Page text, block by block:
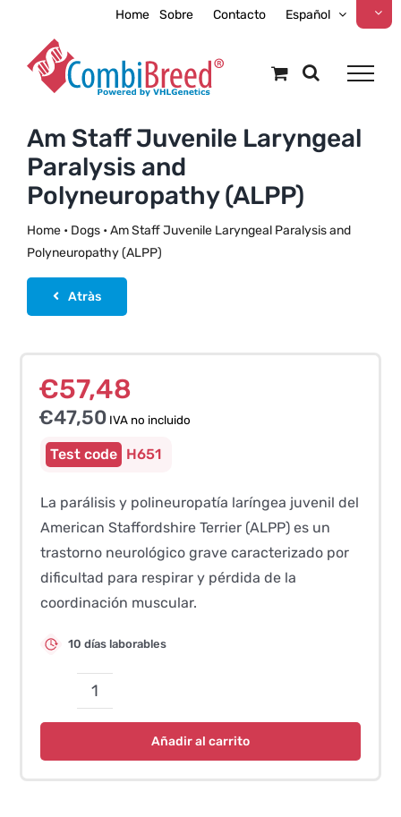
content
Home Sobre Contacto Español
Am Staff Juvenile Laryngeal
Paralysis and
Polyneuropathy (ALPP)
Home• Dogs• Am Staff Juvenile Laryngeal Paralysis and
Polyneuropathy (ALPP)
Atràs
€57,48
€47,50 IVA no incluido
H651
La parálisis y polineuropatía laríngea juvenil del
American Staffordshire Terrier (ALPP) es un
trastorno neurológico grave caracterizado por
dificultad para respirar y pérdida de la
coordinación muscular.
10 días laborables
Am
Staff
Añadir al carrito